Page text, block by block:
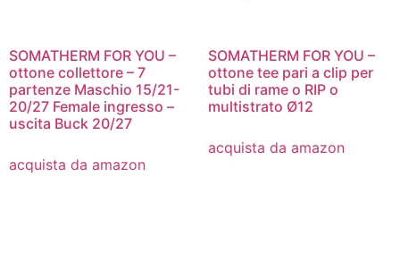
SOMATHERM FOR YOU –
ottone collettore – 7
partenze Maschio 15/21-
20/27 Female ingresso –
uscita Buck 20/27
acquista da amazon
SOMATHERM FOR YOU –
ottone tee pari a clip per
tubi di rame o RIP o
multistrato Ø12
acquista da amazon